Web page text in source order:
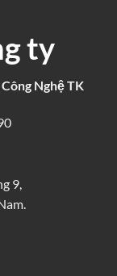
ty
Nghệ TK
9,